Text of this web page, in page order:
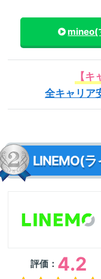
mineo(
【
全キャリア
LINEMO(
評価： 4.2